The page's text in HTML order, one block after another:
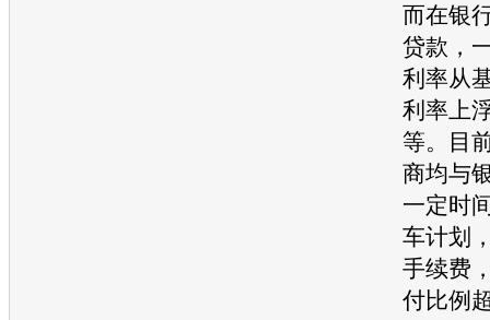
而在银
贷款，
利率从
利率上
等。目
商均与
一定时
车计划
手续费
付比例